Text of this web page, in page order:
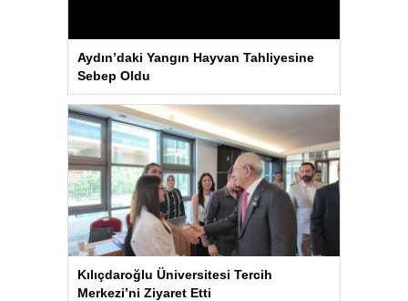
Aydın’daki Yangın Hayvan Tahliyesine
Sebep Oldu
Kılıçdaroğlu Üniversitesi Tercih
Merkezi’ni Ziyaret Etti